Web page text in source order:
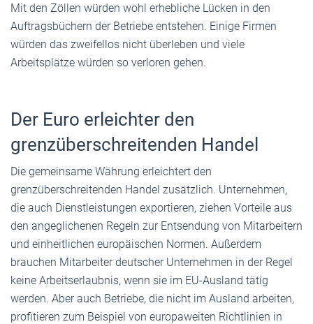
Mit den Zöllen würden wohl erhebliche Lücken in den
Auftragsbüchern der Betriebe entstehen. Einige Firmen
würden das zweifellos nicht überleben und viele
Arbeitsplätze würden so verloren gehen.
Der Euro erleichter den
grenzüberschreitenden Handel
Die gemeinsame Währung erleichtert den
grenzüberschreitenden Handel zusätzlich. Unternehmen,
die auch Dienstleistungen exportieren, ziehen Vorteile aus
den angeglichenen Regeln zur Entsendung von Mitarbeitern
und einheitlichen europäischen Normen. Außerdem
brauchen Mitarbeiter deutscher Unternehmen in der Regel
keine Arbeitserlaubnis, wenn sie im EU-Ausland tätig
werden. Aber auch Betriebe, die nicht im Ausland arbeiten,
profitieren zum Beispiel von europaweiten Richtlinien in